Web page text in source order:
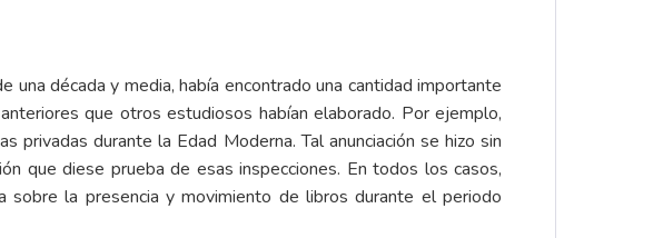
una década y media, había encontrado una cantidad importante
que otros estudiosos habían elaborado. Por ejemplo,
durante la Edad Moderna. Tal anunciación se hizo sin
que diese prueba de esas inspecciones. En todos los casos,
la presencia y movimiento de libros durante el periodo